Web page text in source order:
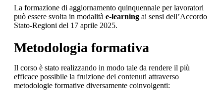
La formazione di aggiornamento quinquennale per lavoratori
può essere svolta in modalità e-learning ai sensi dell’Accordo
Stato-Regioni del 17 aprile 2025.
Metodologia formativa
Il corso è stato realizzando in modo tale da rendere il più
efficace possibile la fruizione dei contenuti attraverso
metodologie formative diversamente coinvolgenti: